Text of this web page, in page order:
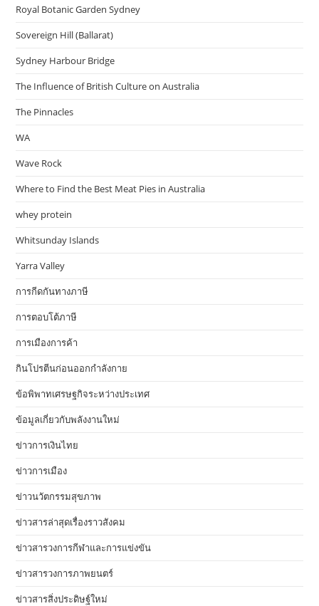
Royal Botanic Garden Sydney
Sovereign Hill (Ballarat)
Sydney Harbour Bridge
The Influence of British Culture on Australia
The Pinnacles
WA
Wave Rock
Where to Find the Best Meat Pies in Australia
whey protein
Whitsunday Islands
Yarra Valley
การกีดกันทางภาษี
การตอบโต้ภาษี
การเมืองการค้า
กินโปรตีนก่อนออกกำลังกาย
ข้อพิพาทเศรษฐกิจระหว่างประเทศ
ข้อมูลเกี่ยวกับพลังงานใหม่
ข่าวการเงินไทย
ข่าวการเมือง
ข่าวนวัตกรรมสุขภาพ
ข่าวสารล่าสุดเรื่องราวสังคม
ข่าวสารวงการกีฬาและการแข่งขัน
ข่าวสารวงการภาพยนตร์
ข่าวสารสิ่งประดิษฐ์ใหม่